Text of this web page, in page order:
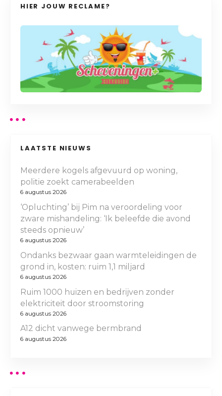
HIER JOUW RECLAME?
LAATSTE NIEUWS
Meerdere kogels afgevuurd op woning,
politie zoekt camerabeelden
6 augustus 2026
‘Opluchting’ bij Pim na veroordeling voor
zware mishandeling: ‘Ik beleefde die avond
steeds opnieuw’
6 augustus 2026
Ondanks bezwaar gaan warmteleidingen de
grond in, kosten: ruim 1,1 miljard
6 augustus 2026
Ruim 1000 huizen en bedrijven zonder
elektriciteit door stroomstoring
6 augustus 2026
A12 dicht vanwege bermbrand
6 augustus 2026